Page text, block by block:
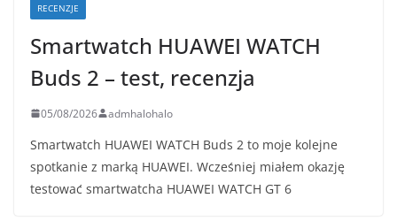
RECENZJE
Smartwatch HUAWEI WATCH
Buds 2 – test, recenzja
05/08/2026 admhalohalo
Smartwatch HUAWEI WATCH Buds 2 to moje kolejne
spotkanie z marką HUAWEI. Wcześniej miałem okazję
testować smartwatcha HUAWEI WATCH GT 6